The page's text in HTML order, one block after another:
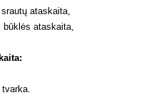
ataskaita,
ataskaita,